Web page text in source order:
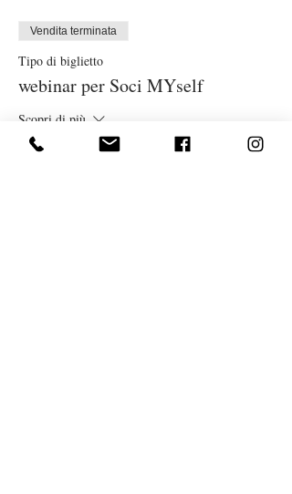
Vendita terminata
Tipo di biglietto
webinar per Soci MYself
Scopri di più
Prezzo